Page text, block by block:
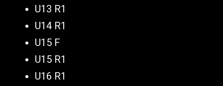
U13 R1
U14 R1
U15 F
U15 R1
U16 R1